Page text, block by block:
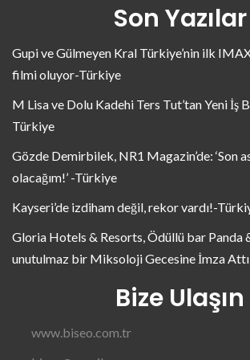
Son Yazılar
Gupi ve Gülmeyen Kral Türkiye’nin ilk
filmi oluyor-Türkiye
M Lisa ve Dolu Kadehi Ters Tut’tan Yeni İş
Türkiye
Gözde Demirbilek, NR1 Magazin’de: ‘Son
olacağım!’ -Türkiye
Kayseri’de izdiham değil, rekor vardı!-
Gloria Hotels & Resorts, Ödüllü bar Panda
unutulmaz bir Miksoloji Gecesine İmza
Bize Ulaşın
www.biseo.com.tr